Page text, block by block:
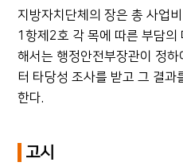
지방자치단체의 장은 총 사업
1항제2호 각 목에 따른 부담의
해서는 행정안전부장관이 정
터 타당성 조사를 받고 그 결
한다.
고시